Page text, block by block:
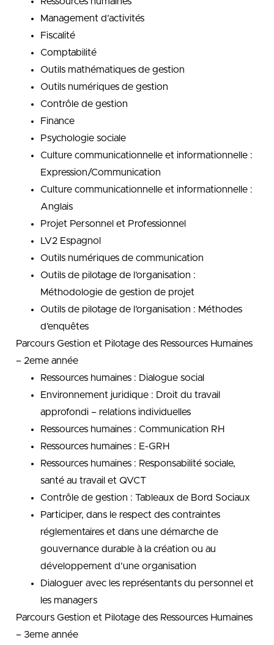
Management d’activités
Fiscalité
Comptabilité
Outils mathématiques de gestion
Outils numériques de gestion
Contrôle de gestion
Finance
Psychologie sociale
Culture communicationnelle et informationnelle :
Expression/Communication
Culture communicationnelle et informationnelle :
Anglais
Projet Personnel et Professionnel
LV2 Espagnol
Outils numériques de communication
Outils de pilotage de l’organisation :
Méthodologie de gestion de projet
Outils de pilotage de l’organisation : Méthodes
d’enquêtes
Parcours Gestion et Pilotage des Ressources Humaines
– 2eme année
Ressources humaines : Dialogue social
Environnement juridique : Droit du travail
approfondi – relations individuelles
Ressources humaines : Communication RH
Ressources humaines : E-GRH
Ressources humaines : Responsabilité sociale,
santé au travail et QVCT
Contrôle de gestion : Tableaux de Bord Sociaux
Participer, dans le respect des contraintes
réglementaires et dans une démarche de
gouvernance durable à la création ou au
développement d’une organisation
Dialoguer avec les représentants du personnel et
les managers
Parcours Gestion et Pilotage des Ressources Humaines
– 3eme année